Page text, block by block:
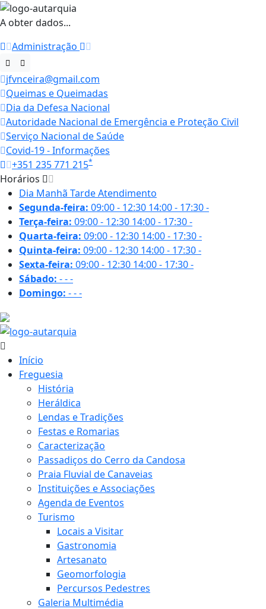
A obter dados...
Administração
jfvnceira@gmail.com
Queimas e Queimadas
Dia da Defesa Nacional
Autoridade Nacional de Emergência e Proteção Civil
Serviço Nacional de Saúde
Covid-19 - Informações
+351 235 771 215*
Horários
Dia Manhã TardeAtendimento
Segunda-feira: 09:00 - 12:30 14:00 - 17:30-
Terça-feira: 09:00 - 12:30 14:00 - 17:30-
Quarta-feira: 09:00 - 12:30 14:00 - 17:30-
Quinta-feira: 09:00 - 12:30 14:00 - 17:30-
Sexta-feira: 09:00 - 12:30 14:00 - 17:30-
Sábado: ---
Domingo: ---
Início
Freguesia
História
Heráldica
Lendas e Tradições
Festas e Romarias
Caracterização
Passadiços do Cerro da Candosa
Praia Fluvial de Canaveias
Instituições e Associações
Agenda de Eventos
Turismo
Locais a Visitar
Gastronomia
Artesanato
Geomorfologia
Percursos Pedestres
Galeria Multimédia